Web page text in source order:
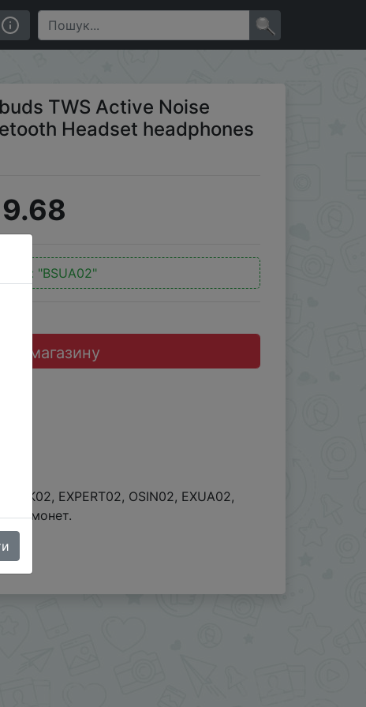
headphones penetration
TWS Active Noise
Headset headphones
"BSUA02"
магазину
EXPERT02, OSIN02, EXUA02,
монет.